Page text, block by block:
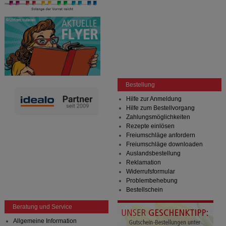
Bestellung
Hilfe zur Anmeldung
Hilfe zum Bestellvorgang
Zahlungsmöglichkeiten
Rezepte einlösen
Freiumschläge anfordern
Freiumschläge downloaden
Auslandsbestellung
Reklamation
Widerrufsformular
Problembehebung
Bestellschein
Beratung und Service
Allgemeine Information